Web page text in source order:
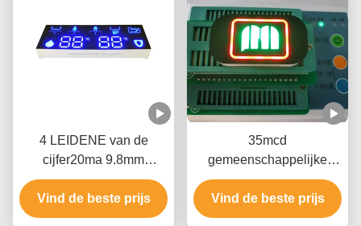
4 LEIDENE van de
cijfer20ma 9.8mm
Douane Vertoning voor
Slim Toilet
Vind de beste prijs
35mcd
gemeenschappelijke
LEIDENE van de
Anodedouane Vertoning
voor e-Sigaret
Vind de beste prijs